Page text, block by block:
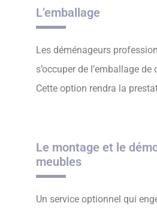
L’emballage
Les déménageurs
s’occuper de l’emballage
Cette option rendra la
Le montage et le
meubles
Un service optionnel qui